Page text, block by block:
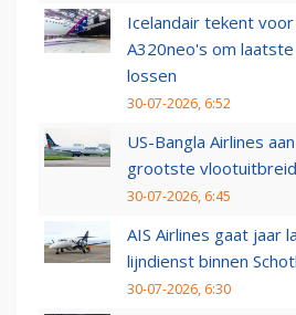
Icelandair tekent
A320neo's om
lossen
30-07-2026, 6:52
US-Bangla Airlines
grootste
30-07-2026, 6:45
AIS Airlines gaat jaar
lijndienst binnen
30-07-2026, 6:30